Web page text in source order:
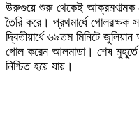
উরুগুয়ে শুরু থেকেই আক্রমণাত্মক
তৈরি করে। প্রথমার্ধে গোলরক্ষক
দ্বিতীয়ার্ধে ৬৯তম মিনিটে
গোল করেন আলমাডা। শেষ মুহূর্তে
নিশ্চিত হয়ে যায়।